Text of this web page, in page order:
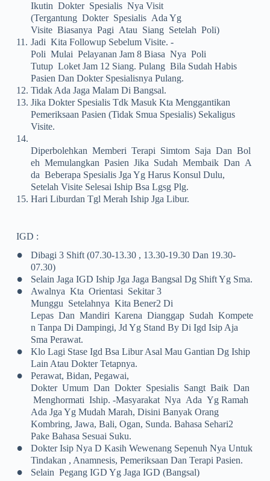
Ikutin Dokter Spesialis Nya Visit
(tergantung Dokter Spesialis Ada Yg
Visite Biasanya Pagi Atau Siang Setelah Poli)
11. Jadi Kita Followup Sebelum Visite. -
Poli Mulai Pelayanan Jam 8 Biasa Nya Poli
Tutup Loket Jam 12 Siang. Pulang Bila Sudah Habis
Pasien Dan Dokter Spesialisnya Pulang.
12. Tidak Ada Jaga Malam Di Bangsal.
13. Jika Dokter Spesialis Tdk Masuk Kta Menggantikan
Pemeriksaan Pasien (tidak Smua Spesialis) Sekaligus
Visite.
14.
Diperbolehkan Memberi Terapi Simtom Saja Dan Bol
Eh Memulangkan Pasien Jika Sudah Membaik Dan A
Da Beberapa Spesialis Jga Yg Harus Konsul Dulu,
Setelah Visite Selesai Iship Bsa Lgsg Plg.
15. Hari Liburdan Tgl Merah Iship Jga Libur.
IGD :
•
Dibagi 3 Shift (07.30-13.30 , 13.30-19.30 Dan 19.30-
07.30)
• Selain Jaga IGD Iship Jga Jaga Bangsal Dg Shift Yg Sma.
•
Awalnya Kta Orientasi Sekitar 3
Munggu Setelahnya Kita Bener2 Di
Lepas Dan Mandiri Karena Dianggap Sudah Kompete
N Tanpa Di Dampingi, Jd Yg Stand By Di Igd Isip Aja
Sma Perawat.
•
Klo Lagi Stase Igd Bsa Libur Asal Mau Gantian Dg Iship
Lain Atau Dokter Tetapnya.
•
Perawat, Bidan, Pegawai,
Dokter Umum Dan Dokter Spesialis Sangt Baik Dan
Menghormati Iship. -Masyarakat Nya Ada Yg Ramah
Ada Jga Yg Mudah Marah, Disini Banyak Orang
Kombring, Jawa, Bali, Ogan, Sunda. Bahasa Sehari2
Pake Bahasa Sesuai Suku.
•
Dokter Isip Nya D Kasih Wewenang Sepenuh Nya Untuk
Tindakan , Anamnesis, Pemeriksaan Dan Terapi Pasien.
•
Selain Pegang IGD Yg Jaga IGD (bangsal)